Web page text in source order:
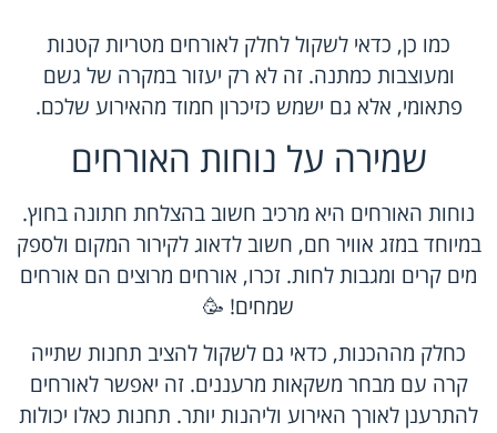
כמו כן, כדאי לשקול לחלק לאורחים מטריות קטנות
ומעוצבות כמתנה. זה לא רק יעזור במקרה של גשם
פתאומי, אלא גם ישמש כזיכרון חמוד מהאירוע שלכם.
שמירה על נוחות האורחים
נוחות האורחים היא מרכיב חשוב בהצלחת חתונה בחוץ.
במיוחד במזג אוויר חם, חשוב לדאוג לקירור המקום ולספק
מים קרים ומגבות לחות. זכרו, אורחים מרוצים הם אורחים
שמחים! 🥳
כחלק מההכנות, כדאי גם לשקול להציב תחנות שתייה
קרה עם מבחר משקאות מרעננים. זה יאפשר לאורחים
להתרענן לאורך האירוע וליהנות יותר. תחנות כאלו יכולות